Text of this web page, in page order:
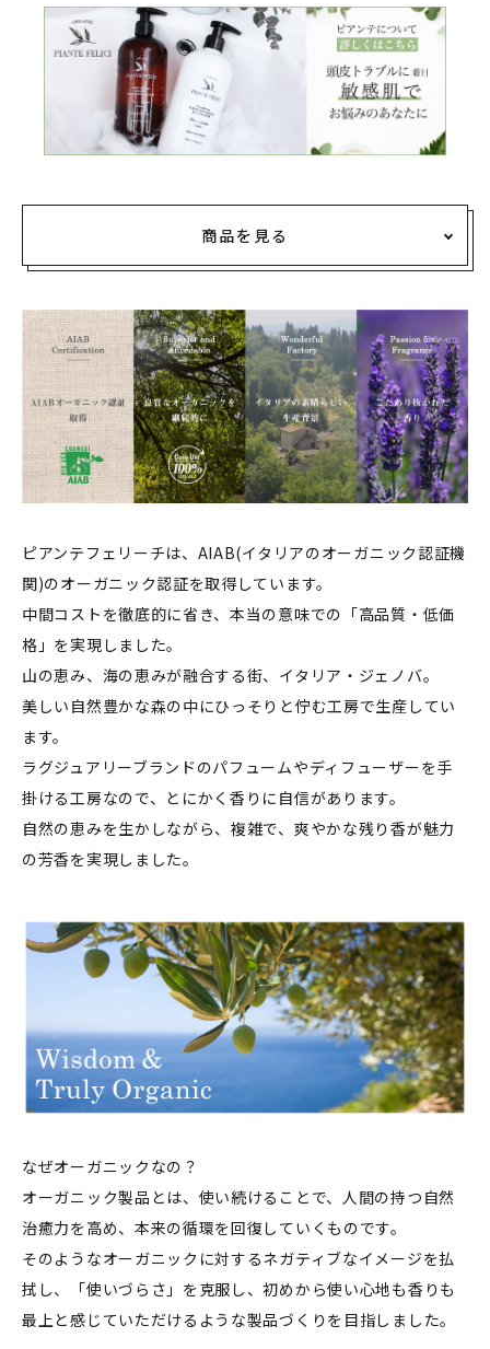
商品を見る
ピアンテフェリーチは、AIAB(イタリアのオーガニック認証機
関)のオーガニック認証を取得しています。
中間コストを徹底的に省き、本当の意味での「高品質・低価
格」を実現しました。
山の恵み、海の恵みが融合する街、イタリア・ジェノバ。
美しい自然豊かな森の中にひっそりと佇む工房で生産してい
ます。
ラグジュアリーブランドのパフュームやディフューザーを手
掛ける工房なので、とにかく香りに自信があります。
自然の恵みを生かしながら、複雑で、爽やかな残り香が魅力
の芳香を実現しました。
なぜオーガニックなの？
オーガニック製品とは、使い続けることで、人間の持つ自然
治癒力を高め、本来の循環を回復していくものです。
そのようなオーガニックに対するネガティブなイメージを払
拭し、「使いづらさ」を克服し、初めから使い心地も香りも
最上と感じていただけるような製品づくりを目指しました。